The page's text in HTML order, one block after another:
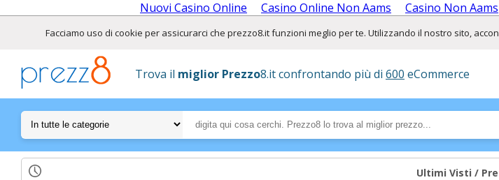
Nuovi Casino Online Casino Online Non Aams Casino Non Aams
Facciamo uso di cookie per assicurarci che prezzo8.it funzioni meglio per te. Utilizzando il nostro sito,
Trova il miglior Prezzo8.it confrontando più di 600 eCommerce
Ultimi Visti /